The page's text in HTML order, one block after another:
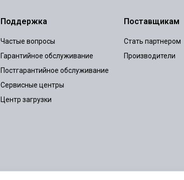
Поддержка
Частые вопросы
Гарантийное обслуживание
Постгарантийное обслуживание
Сервисные центры
Центр загрузки
Поставщикам
Стать партнером
Производители